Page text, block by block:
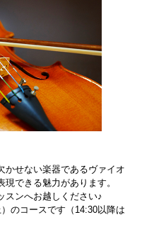
かせない楽器であるヴァイオ
できる魅力があります。
スンへお越しください♪
のコースです（14:30以降は